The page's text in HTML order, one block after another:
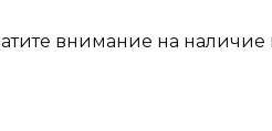
внимание на наличие